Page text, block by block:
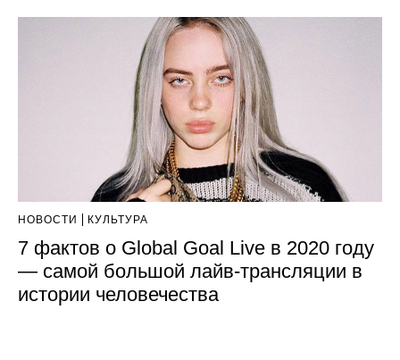
НОВОСТИ КУЛЬТУРА
7 фактов о Global Goal Live в 2020 году
— самой большой лайв-трансляции в
истории человечества